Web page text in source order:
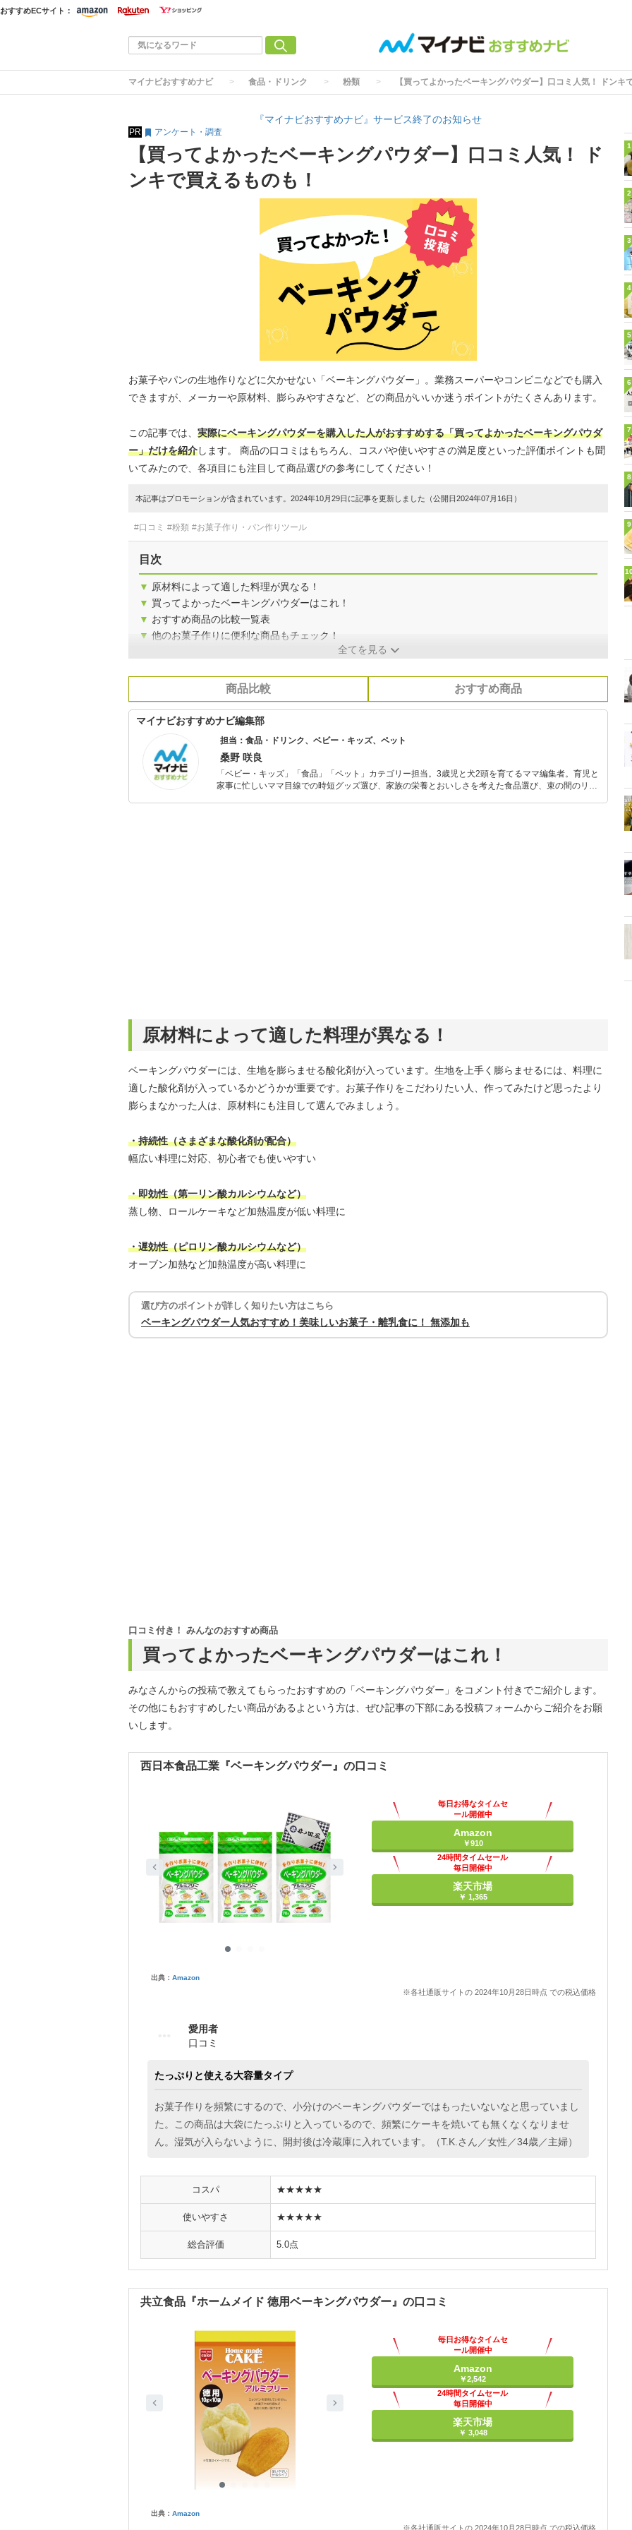
おすすめECサイト：
マイナビおすすめナビ 食品・ドリンク 粉類 【買ってよかったベーキングパウダー】口コミ人気！ ドンキ
『マイナビおすすめナビ』サービス終了のお知らせ
PR アンケート・調査
【買ってよかったベーキングパウダー】口コミ人気！ ド
ンキで買えるものも！
お菓子やパンの生地作りなどに欠かせない「ベーキングパウダー」。業務スーパーやコンビニなどでも購入
できますが、メーカーや原材料、膨らみやすさなど、どの商品がいいか迷うポイントがたくさんあります。
この記事では、 実際にベーキングパウダーを購入した人がおすすめする「買ってよかったベーキングパウダ
ー」だけを紹介します。 商品の口コミはもちろん、コスパや使いやすさの満足度といった評価ポイントも聞
いてみたので、各項目にも注目して商品選びの参考にしてください！
本記事はプロモーションが含まれています。2024年10月29日に記事を更新しました（公開日2024年07月16日）
#口コミ #粉類 #お菓子作り・パン作りツール
目次
▼ 原材料によって適した料理が異なる！
▼ 買ってよかったベーキングパウダーはこれ！
▼ おすすめ商品の比較一覧表
▼ 他のお菓子作りに便利な商品もチェック！
全てを見る
商品比較 おすすめ商品
マイナビおすすめナビ編集部
担当：食品・ドリンク、ベビー・キッズ、ペット
桑野 咲良
「ベビー・キッズ」「食品」「ペット」カテゴリー担当。3歳児と犬2頭を育てるママ編集者。育児と
家事に忙しいママ目線での時短グッズ選び、家族の栄養とおいしさを考えた食品選び、束の間のリラ
原材料によって適した料理が異なる！
ベーキングパウダーには、生地を膨らませる酸化剤が入っています。生地を上手く膨らませるには、料理に
適した酸化剤が入っているかどうかが重要です。お菓子作りをこだわりたい人、作ってみたけど思ったより
膨らまなかった人は、原材料にも注目して選んでみましょう。
・持続性（さまざまな酸化剤が配合）
幅広い料理に対応、初心者でも使いやすい
・即効性（第一リン酸カルシウムなど）
蒸し物、ロールケーキなど加熱温度が低い料理に
・遅効性（ピロリン酸カルシウムなど）
オーブン加熱など加熱温度が高い料理に
選び方のポイントが詳しく知りたい方はこちら
ベーキングパウダー人気おすすめ！美味しいお菓子・離乳食に！ 無添加も
買ってよかったベーキングパウダーはこれ！
口コミ付き！ みんなのおすすめ商品
みなさんからの投稿で教えてもらったおすすめの「ベーキングパウダー」をコメント付きでご紹介します。
その他にもおすすめしたい商品があるよという方は、ぜひ記事の下部にある投稿フォームからご紹介をお願
いします。
西日本食品工業『ベーキングパウダー』の口コミ
出典： Amazon
毎日お得なタイムセ
ール開催中
Amazon
￥910
24時間タイムセール
毎日開催中
楽天市場
￥ 1,365
※各社通販サイトの 2024年10月28日時点 での税込価格
愛用者
口コミ
たっぷりと使える大容量タイプ
お菓子作りを頻繁にするので、小分けのベーキングパウダーではもったいないなと思っていまし
た。この商品は大袋にたっぷりと入っているので、頻繁にケーキを焼いても無くなくなりませ
ん。湿気が入らないように、開封後は冷蔵庫に入れています。（T.K.さん／女性／34歳／主婦）
コスパ ★★★★★
使いやすさ ★★★★★
総合評価 5.0点
共立食品『ホームメイド 徳用ベーキングパウダー』の口コミ
出典： Amazon
毎日お得なタイムセ
ール開催中
Amazon
￥2,542
24時間タイムセール
毎日開催中
楽天市場
￥ 3,048
※各社通販サイトの 2024年10月28日時点 での税込価格
1
2
3
4
5
6
7
8
9